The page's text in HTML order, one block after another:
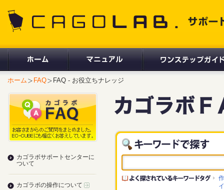
ホーム FAQ FAQ - お役立ちナレッジ
カゴラボサポートセンターに
ついて
カゴラボの操作について